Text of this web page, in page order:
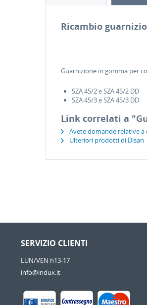
Ricambio
Guarnizione in gomma per
SZA 45/2 e SZA 45/2 DD
SZA 45/3 e SZA 45/3 DD
Link correlati a
Avete domande relative
Ulteriori prodotti di Disan
SERVIZIO CLIENTI
LUN/VEN h13-17
info@indux.it